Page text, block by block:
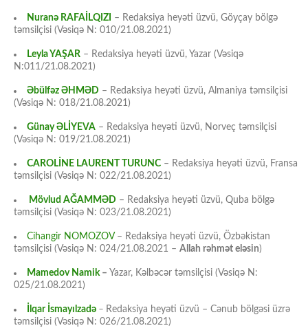
Nuranə RAFAİLQIZI
– Redaksiya heyəti üzvü, Göyçay bölgə
təmsilçisi (Vəsiqə N: 010/21.08.2021)
Leyla YAŞAR – Redaksiya heyəti üzvü, Yazar (Vəsiqə
N:011/21.08.2021)
Əbülfəz ƏHMƏD – Redaksiya heyəti üzvü, Almaniya təmsilçisi
(Vəsiqə N: 018/21.08.2021)
Günay ƏLİYEVA – Redaksiya heyəti üzvü, Norveç təmsilçisi
(Vəsiqə N: 019/21.08.2021)
CAROLİNE LAURENT TURUNC – Redaksiya heyəti üzvü, Fransa
təmsilçisi (Vəsiqə N: 022/21.08.2021)
Mövlud AĞAMMƏD – Redaksiya heyəti üzvü, Quba bölgə
təmsilçisi (Vəsiqə N: 023/21.08.2021)
Cihangir NOMOZOV– Redaksiya heyəti üzvü, Özbəkistan
təmsilçisi (Vəsiqə N: 024/21.08.2021 – Allah rəhmət eləsin)
Mamedov Namik– Yazar, Kəlbəcər təmsilçisi (Vəsiqə N:
025/21.08.2021)
İlqar İsmayılzadə – Redaksiya heyəti üzvü – Cənub bölgəsi üzrə
təmsilçisi (Vəsiqə N: 026/21.08.2021)